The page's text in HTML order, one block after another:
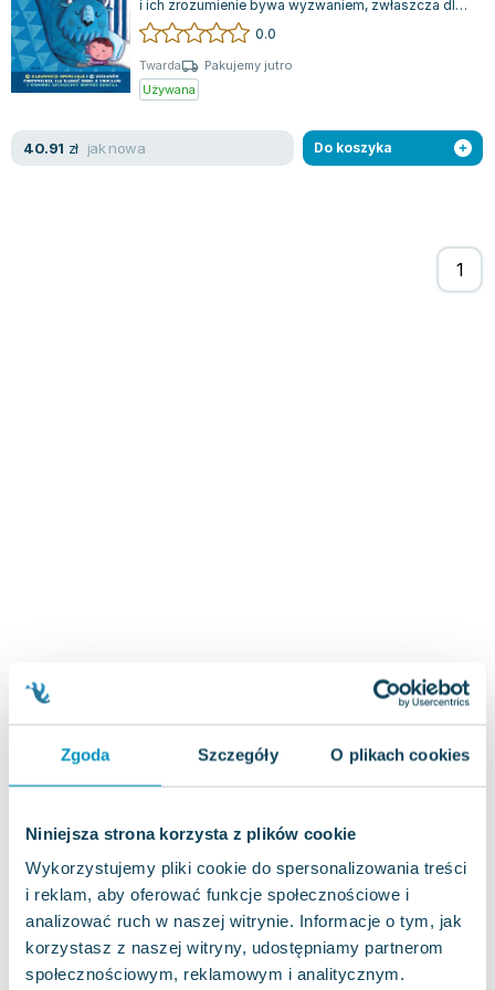
Zgoda Szczegóły O plikach cookies
Niniejsza strona korzysta z plików cookie
Wykorzystujemy pliki cookie do spersonalizowania treści
i reklam, aby oferować funkcje społecznościowe i
analizować ruch w naszej witrynie. Informacje o tym, jak
korzystasz z naszej witryny, udostępniamy partnerom
społecznościowym, reklamowym i analitycznym.
Zygmunt Freud
Agata Passent
Michel Moran
Katarzyna Miller
Leszek Czarnecki
Janina Zającówna
Anna Prus (oprac.)
Agnieszka Maciąg
Barbara Wrzesińska
Terry Pratchett
Virginia Woolf
i ich zrozumienie bywa wyzwaniem, zwłaszcza dla
najmłodszych. W książce Mari Menénd...
0.0
Twarda
Pakujemy jutro
Używana
40.91 zł jak nowa Do koszyka